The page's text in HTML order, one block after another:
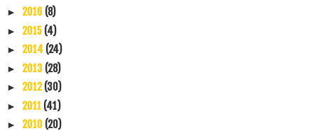
► 2016 (8)
► 2015 (4)
► 2014 (24)
► 2013 (28)
► 2012(30)
► 2011 (41)
► 2010 (20)